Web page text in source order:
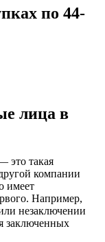
по 44-
лица в
это такая
компании
имеет
Например,
незаключении
заключенных